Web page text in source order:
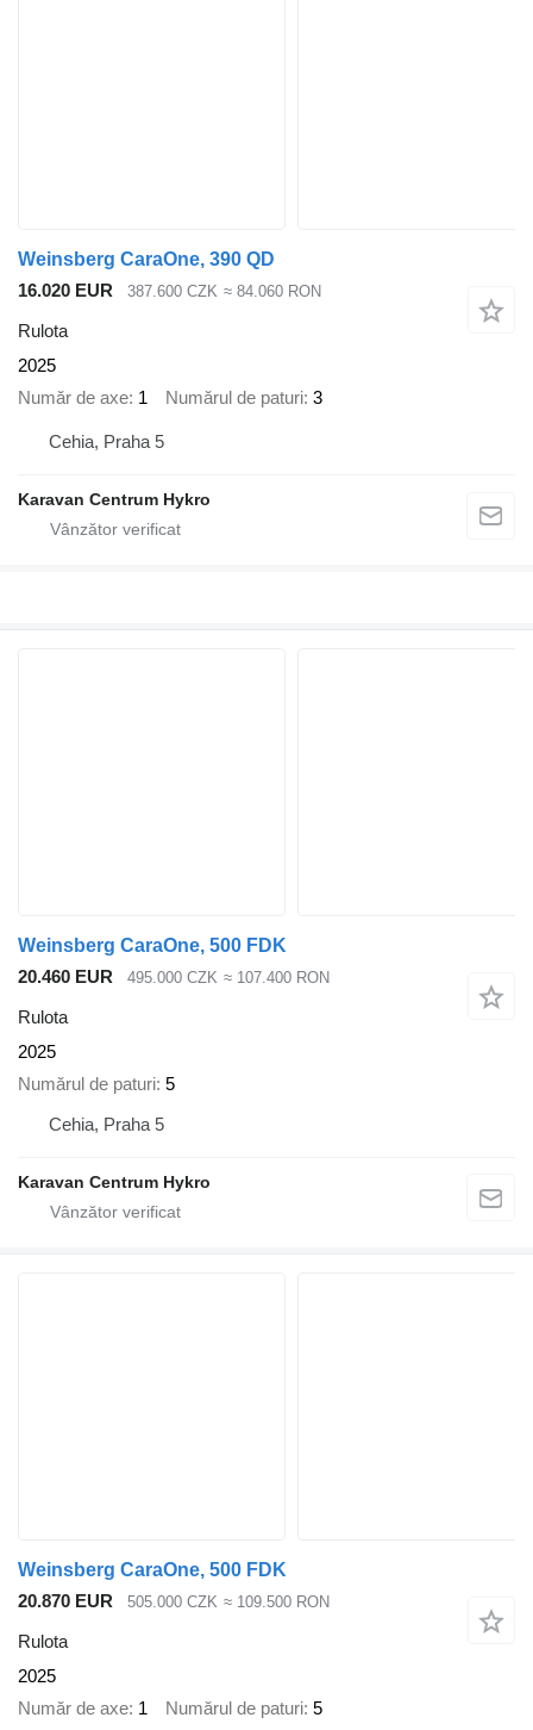
Weinsberg CaraOne, 390 QD
16.020 EUR
387.600 CZK ≈ 84.060 RON
Rulota
2025
Număr de axe 1 Numărul de paturi 3
Cehia, Praha 5
Karavan Centrum Hykro
Weinsberg CaraOne, 500 FDK
20.460 EUR
495.000 CZK ≈ 107.400 RON
Rulota
2025
Numărul de paturi 5
Cehia, Praha 5
Karavan Centrum Hykro
Weinsberg CaraOne, 500 FDK
20.870 EUR
505.000 CZK ≈ 109.500 RON
Rulota
2025
Număr de axe 1 Numărul de paturi 5